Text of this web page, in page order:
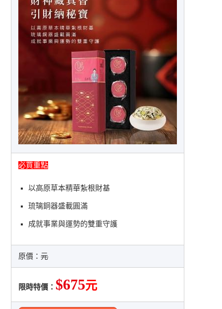
必買重點
以高原草本精華紮根財基
琉璃銅器盛載圓滿
成就事業與運勢的雙重守護
原價：元
限時特價： $675元